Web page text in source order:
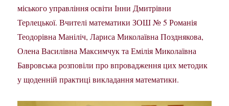
міського управління освіти Інни Дмитрівни
Терлецької. Вчителі математики ЗОШ № 5 Романія
Теодорівна Маніліч, Лариса Миколаївна Позднякова,
Олена Василівна Максимчук та Емілія Миколаївна
Бавровська розповіли про впровадження цих методик
у щоденній практиці викладання математики.